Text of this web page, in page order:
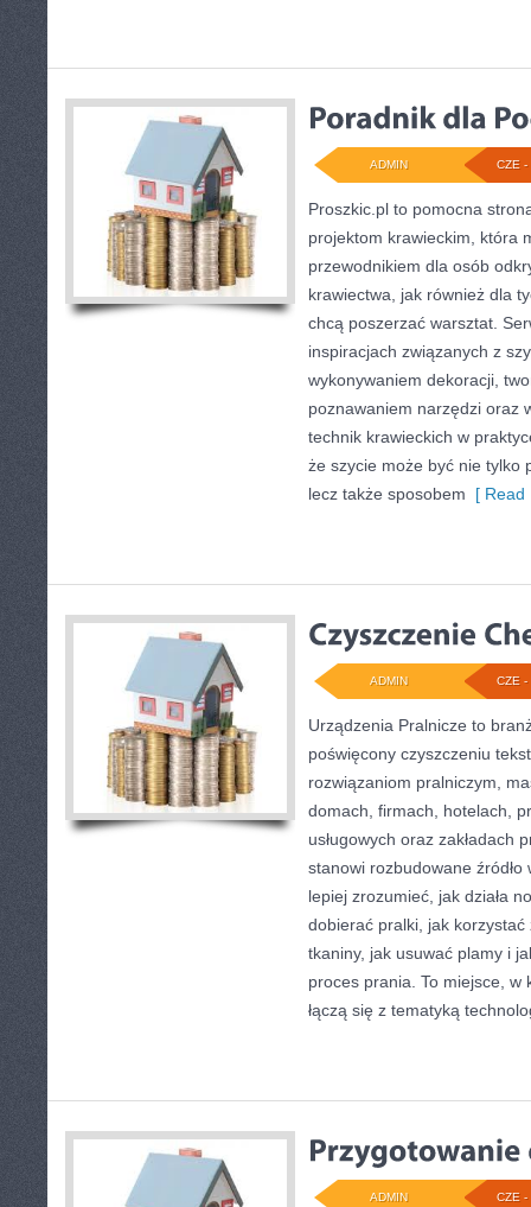
CZE -
ADMIN
Proszkic.pl to pomocna
projektom krawieckim, która
przewodnikiem dla osób
krawiectwa, jak również dla
chcą poszerzać warsztat.
inspiracjach związanych z
wykonywaniem dekoracji,
poznawaniem narzędzi oraz
technik krawieckich w
że szycie może być nie tylko
lecz także sposobem [ Read
CZE -
ADMIN
Urządzenia Pralnicze to
poświęcony czyszczeniu
rozwiązaniom pralniczym,
domach, firmach, hotelach,
usługowych oraz zakładach
stanowi rozbudowane
lepiej zrozumieć, jak działa
dobierać pralki, jak
tkaniny, jak usuwać plamy i
proces prania. To miejsce, w
łączą się z tematyką
CZE -
ADMIN